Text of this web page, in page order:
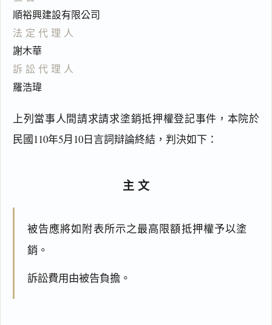
順裕興建設有限公司
法定代理人
謝木華
訴訟代理人
羅浩瑋
上列當事人間請求請求塗銷抵押權登記事件，本院於
民國110年5月10日言詞辯論終結，判決如下：
主文
被告應將如附表所示之最高限額抵押權予以塗
銷。
訴訟費用由被告負擔。